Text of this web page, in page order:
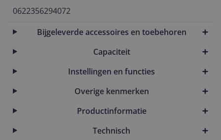
0622356294072
Bijgeleverde accessoires en toebehoren
Capaciteit
Instellingen en functies
Overige kenmerken
Productinformatie
Technisch